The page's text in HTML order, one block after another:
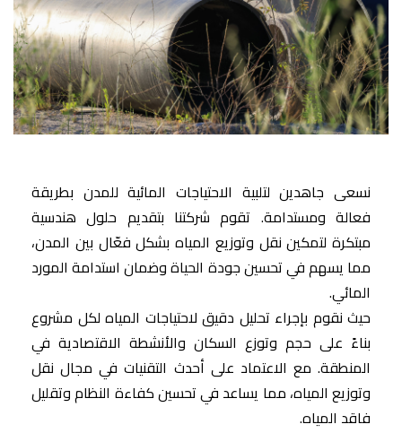
نسعى جاهدين لتلبية الاحتياجات المائية للمدن بطريقة
فعالة ومستدامة. تقوم شركتنا بتقديم حلول هندسية
مبتكرة لتمكين نقل وتوزيع المياه بشكل فعّال بين المدن،
مما يسهم في تحسين جودة الحياة وضمان استدامة المورد
المائي.
حيث نقوم بإجراء تحليل دقيق لاحتياجات المياه لكل مشروع
بناءً على حجم وتوزع السكان والأنشطة الاقتصادية في
المنطقة. مع الاعتماد على أحدث التقنيات في مجال نقل
وتوزيع المياه، مما يساعد في تحسين كفاءة النظام وتقليل
فاقد المياه.